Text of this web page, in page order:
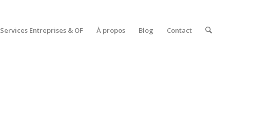
Services Entreprises & OF À propos Blog Contact